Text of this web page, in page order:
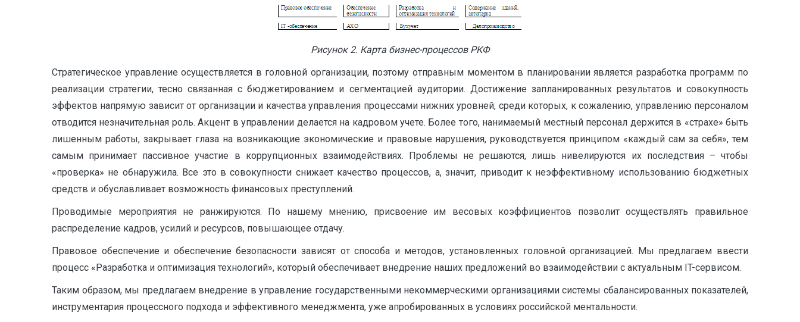
Рисунок 2. Карта бизнес-процессов РКФ
Стратегическое управление осуществляется в головной организации, поэтому отправным моментом в планировании является разработка программ по
реализации стратегии, тесно связанная с бюджетированием и сегментацией аудитории. Достижение запланированных результатов и совокупность
эффектов напрямую зависит от организации и качества управления процессами нижних уровней, среди которых, к сожалению, управлению персоналом
отводится незначительная роль. Акцент в управлении делается на кадровом учете. Более того, нанимаемый местный персонал держится в «страхе» быть
лишенным работы, закрывает глаза на возникающие экономические и правовые нарушения, руководствуется принципом «каждый сам за себя», тем
самым принимает пассивное участие в коррупционных взаимодействиях. Проблемы не решаются, лишь нивелируются их последствия – чтобы
«проверка» не обнаружила. Все это в совокупности снижает качество процессов, а, значит, приводит к неэффективному использованию бюджетных
средств и обуславливает возможность финансовых преступлений.
Проводимые мероприятия не ранжируются. По нашему мнению, присвоение им весовых коэффициентов позволит осуществлять правильное
распределение кадров, усилий и ресурсов, повышающее отдачу.
Правовое обеспечение и обеспечение безопасности зависят от способа и методов, установленных головной организацией. Мы предлагаем ввести
процесс «Разработка и оптимизация технологий», который обеспечивает внедрение наших предложений во взаимодействии с актуальным IT-сервисом.
Таким образом, мы предлагаем внедрение в управление государственными некоммерческими организациями системы сбалансированных показателей,
инструментария процессного подхода и эффективного менеджмента, уже апробированных в условиях российской ментальности.